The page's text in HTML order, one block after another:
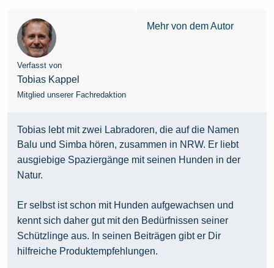
Verfasst von
Tobias Kappel
Mitglied unserer Fachredaktion
Mehr von dem Autor
Tobias lebt mit zwei Labradoren, die auf die Namen
Balu und Simba hören, zusammen in NRW. Er liebt
ausgiebige Spaziergänge mit seinen Hunden in der
Natur.
Er selbst ist schon mit Hunden aufgewachsen und
kennt sich daher gut mit den Bedürfnissen seiner
Schützlinge aus. In seinen Beiträgen gibt er Dir
hilfreiche Produktempfehlungen.